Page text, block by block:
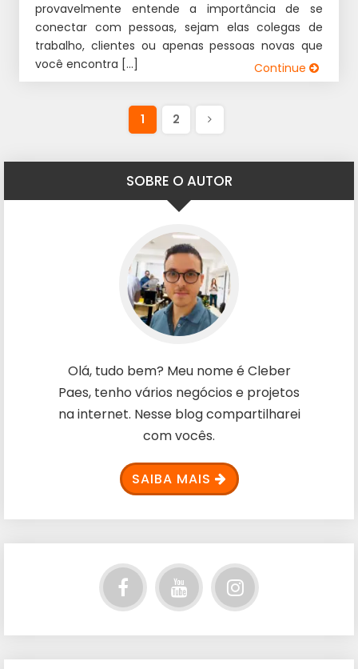
provavelmente entende a importância de se
conectar com pessoas, sejam elas colegas de
trabalho, clientes ou apenas pessoas novas que
você encontra […]
Continue
1 2
SOBRE O AUTOR
Olá, tudo bem? Meu nome é Cleber
Paes, tenho vários negócios e projetos
na internet. Nesse blog compartilharei
com vocês.
SAIBA MAIS